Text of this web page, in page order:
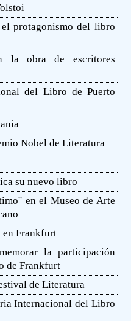
protagonismo del libro
la obra de escritores
del Libro de Puerto
Nobel de Literatura
su nuevo libro
en el Museo de Arte
en Frankfurt
la participación
de Frankfurt
de Literatura
Internacional del Libro